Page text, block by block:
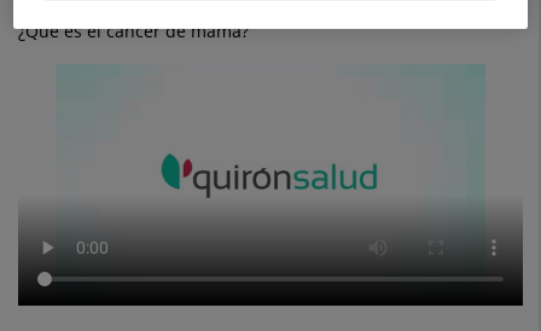
¿Qué es el cáncer de mama?